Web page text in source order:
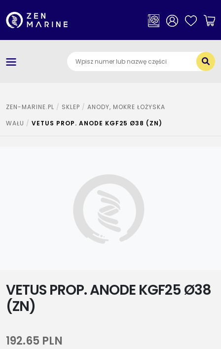
×
Jak szukać części
Kontakt
ZEN-MARINE.PL SKLEP
ANODY, MOKRE ŁOŻYSKA
WAŁU
VETUS PROP. ANODE KGF25 Ø38 (ZN)
VETUS PROP. ANODE KGF25 Ø38
(ZN)
192.65 PLN